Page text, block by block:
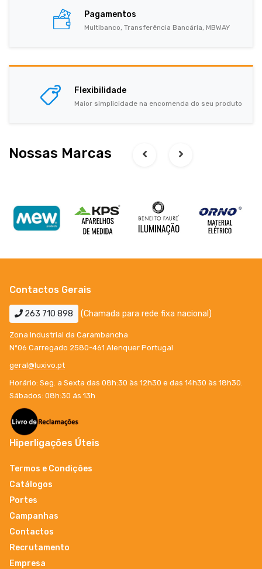
Pagamentos
Multibanco, Transferência Bancária, MBWAY
Flexibilidade
Maior simplicidade na encomenda do seu produto
Nossas Marcas
Contactos Gerais
263 710 898 (Chamada para rede fixa nacional)
Zona Industrial da Carambancha
Nº06 Carregado 2580-461 Alenquer Portugal
geral@luxivo.pt
Horário: Seg. a Sexta das 08h:30 às 12h30 e das 14h30 às 18h30.
Sábados: 08h:30 ás 13h
Hiperligações Úteis
Termos e Condições
Catálogos
Portes
Campanhas
Contactos
Recrutamento
Empresa